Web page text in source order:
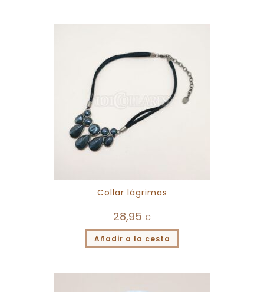
Collar lágrimas
28,95 €
Añadir a la cesta